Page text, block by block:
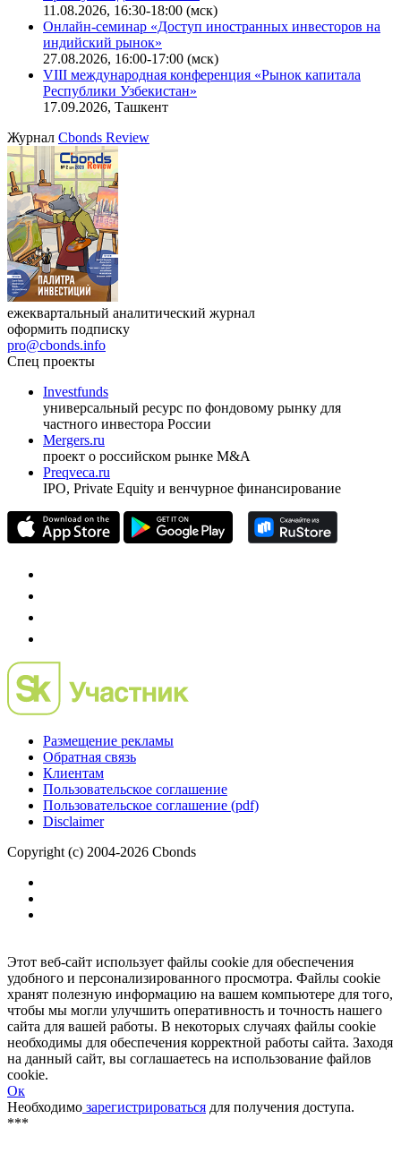
Ближайшие конференцииCbonds Congress
Онлайн-семинар «Новый стандарт инвестиций в
офисную недвижимость»
11.08.2026, 16:30-18:00 (мск)
Онлайн-семинар «Доступ иностранных инвесторов на
индийский рынок»
VIII международная конференция «Рынок капитала
Республики Узбекистан»
17.09.2026, Ташкент
ЖурналCbonds Review
оформить подписку
pro@cbonds.info
Спец проекты
Investfunds
универсальный ресурс по фондовому рынку для
частного инвестора России
проект о российском рынке M&A
Preqveca.ru
Размещение рекламы
Обратная связь
Пользовательское соглашение
Copyright (c) 2004-2026 Cbonds
Этот веб-сайт использует файлы cookie для обеспечения
удобного и персонализированного просмотра. Файлы cookie
хранят полезную информацию на вашем компьютере для того,
чтобы мы могли улучшить оперативность и точность нашего
сайта для вашей работы. В некоторых случаях файлы cookie
необходимы для обеспечения корректной работы сайта. Заходя
на данный сайт, вы соглашаетесь на использование файлов